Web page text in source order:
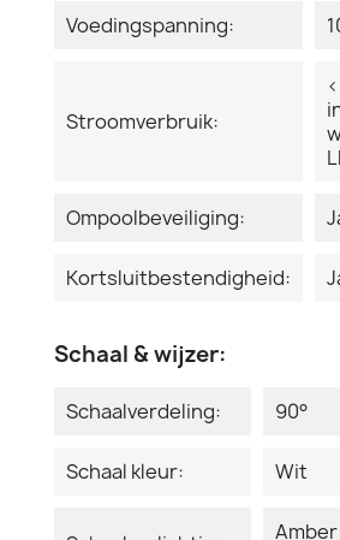
Voedingspanning:
Stroomverbruik:
Ompoolbeveiliging:
Kortsluitbestendigheid:
Schaal & wijzer:
Schaalverdeling: 90°
Schaal kleur: Wit
Amber